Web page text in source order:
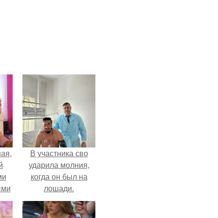
В участника сво
ударила молния,
когда он был на
лошади.